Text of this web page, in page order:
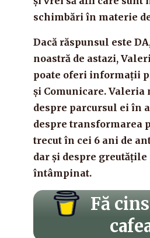
schimbări în materie
Dacă răspunsul este
noastră de astazi,
poate oferi informații
și Comunicare. Valeria
despre parcursul ei în
despre transformarea
trecut în cei 6 ani de
dar și despre greutățile
întâmpinat.
Fă